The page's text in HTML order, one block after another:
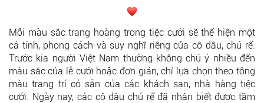
Mỗi màu sắc trang hoàng trong tiệc cưới sẽ thể hiện một
cá tính, phong cách và suy nghĩ riêng của cô dâu, chú rể.
Trước kia người Việt Nam thường không chú ý nhiều đến
màu sắc của lễ cưới hoặc đơn giản, chỉ lựa chọn theo tông
màu trang trí có sẵn của các khách sạn, nhà hàng tiệc
cưới. Ngày nay, các cô dâu chú rể đã nhận biết được tầm